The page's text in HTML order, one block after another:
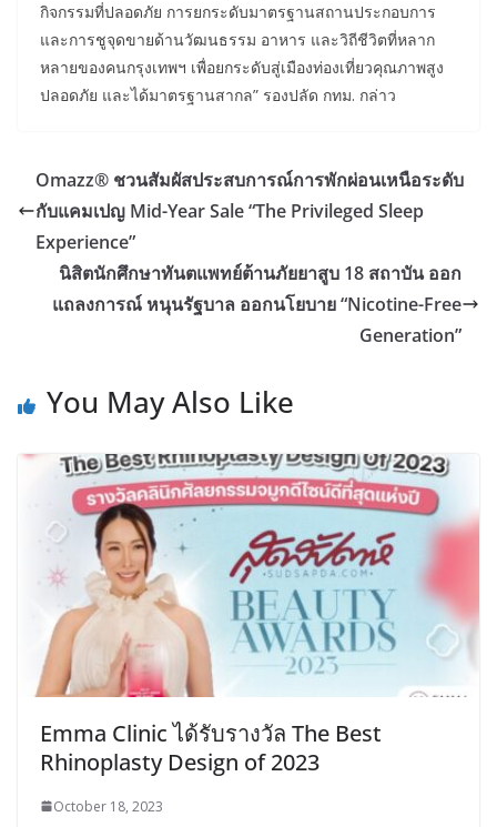
กิจกรรมที่ปลอดภัย การยกระดับมาตรฐานสถานประกอบการ
และการชูจุดขายด้านวัฒนธรรม อาหาร และวิถีชีวิตที่หลาก
หลายของคนกรุงเทพฯ เพื่อยกระดับสู่เมืองท่องเที่ยวคุณภาพสูง
ปลอดภัย และได้มาตรฐานสากล” รองปลัด กทม. กล่าว
Omazz® ชวนสัมผัสประสบการณ์การพักผ่อนเหนือระดับ
กับแคมเปญ Mid-Year Sale “The Privileged Sleep
Experience”
นิสิตนักศึกษาทันตแพทย์ต้านภัยยาสูบ 18 สถาบัน ออก
แถลงการณ์ หนุนรัฐบาล ออกนโยบาย “Nicotine-Free
Generation”
You May Also Like
Emma Clinic ได้รับรางวัล The Best
Rhinoplasty Design of 2023
October 18, 2023